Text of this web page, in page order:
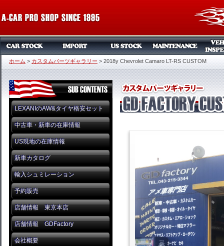
ホーム > カスタムパーツギャラリー > 2018y Chevrolet Camaro LT-RS CUSTOM
LEXANIのAW&タイヤ格安セット
中古車・新車の在庫情報
US現地の在庫情報
新車カタログ
輸入シュミレーション
予約販売
店舗情報 東京本店
店舗情報 GDFactory
会社概要